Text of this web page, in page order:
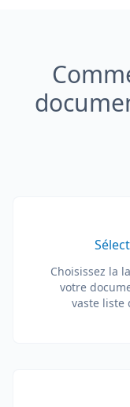
Choisissez la
votre
vaste liste